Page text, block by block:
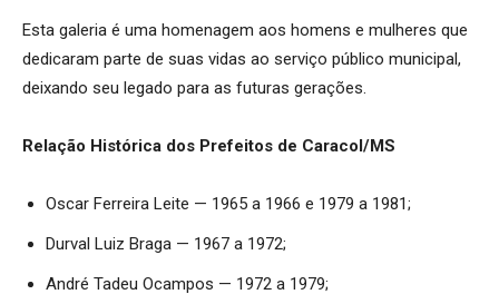
Esta galeria é uma homenagem aos homens e mulheres que
dedicaram parte de suas vidas ao serviço público municipal,
deixando seu legado para as futuras gerações.
Relação Histórica dos Prefeitos de Caracol/MS
Oscar Ferreira Leite — 1965 a 1966 e 1979 a 1981;
Durval Luiz Braga — 1967 a 1972;
André Tadeu Ocampos — 1972 a 1979;